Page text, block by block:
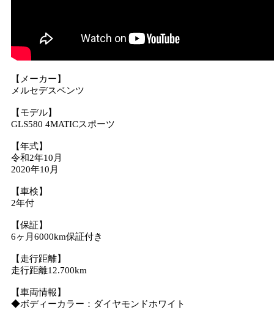
【メーカー】
メルセデスベンツ
【モデル】
GLS580 4MATICスポーツ
【年式】
令和2年10月
2020年10月
【車検】
2年付
【保証】
6ヶ月6000km保証付き
【走行距離】
走行距離12.700km
【車両情報】
◆ボディーカラー：ダイヤモンドホワイト